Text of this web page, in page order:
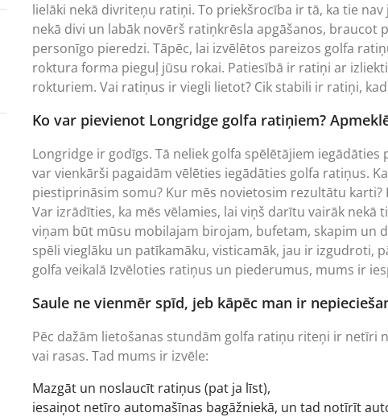
lielāki nekā divriteņu ratiņi. To priekšrocība ir tā, ka tie
nekā divi un labāk novērš ratiņkrēsla apgāšanos, braucot
personīgo pieredzi. Tāpēc, lai izvēlētos pareizos golfa
roktura forma pieguļ jūsu rokai. Patiesībā ir ratiņi ar
rokturiem. Vai ratiņus ir viegli lietot? Cik stabili ir ratiņi,
Ko var pievienot Longridge golfa ratiņiem?
Longridge ir godīgs. Tā neliek golfa spēlētājiem
var vienkārši pagaidām vēlēties iegādāties golfa ratiņus.
piestiprināsim somu? Kur mēs novietosim rezultātu
Var izrādīties, ka mēs vēlamies, lai viņš darītu vairāk
viņam būt mūsu mobilajam birojam, bufetam, skapim un
spēli vieglāku un patīkamāku, visticamāk, jau ir
golfa veikalā Izvēloties ratiņus un piederumus, mums ir
Saule ne vienmēr spīd, jeb kāpēc man ir
Pēc dažām lietošanas stundām golfa ratiņu riteņi ir netīri
vai rasas. Tad mums ir izvēle:
Mazgāt un noslaucīt ratiņus (pat ja līst),
iesaiņot netīro automašīnas bagāžniekā, un tad notīrīt